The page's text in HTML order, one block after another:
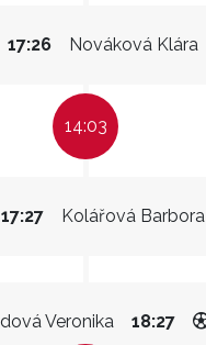
Nováková Klára
17:26
14:03
Kolářová Barbora
17:27
Veronika 18:27